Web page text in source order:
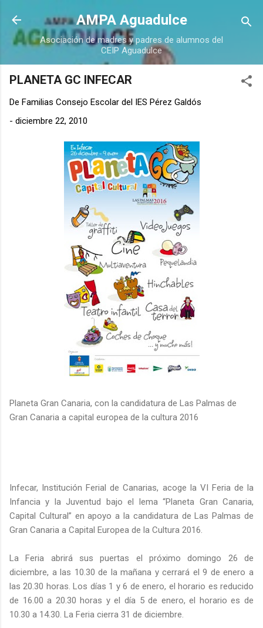
Ir al contenido principal
AMPA Aguadulce
Asociación de madres y padres de alumnos del
CEIP Aguadulce
PLANETA GC INFECAR
De Familias Consejo Escolar del IES Pérez Galdós
- diciembre 22, 2010
Planeta Gran Canaria, con la candidatura de Las Palmas de
Gran Canaria a capital europea de la cultura 2016
Infecar, Institución Ferial de Canarias, acoge la VI Feria de la
Infancia y la Juventud bajo el lema “Planeta Gran Canaria,
Capital Cultural” en apoyo a la candidatura de Las Palmas de
Gran Canaria a Capital Europea de la Cultura 2016.
La Feria abrirá sus puertas el próximo domingo 26 de
diciembre, a las 10.30 de la mañana y cerrará el 9 de enero a
las 20.30 horas. Los días 1 y 6 de enero, el horario es reducido
de 16.00 a 20.30 horas y el día 5 de enero, el horario es de
10.30 a 14.30. La Feria cierra 31 de diciembre.